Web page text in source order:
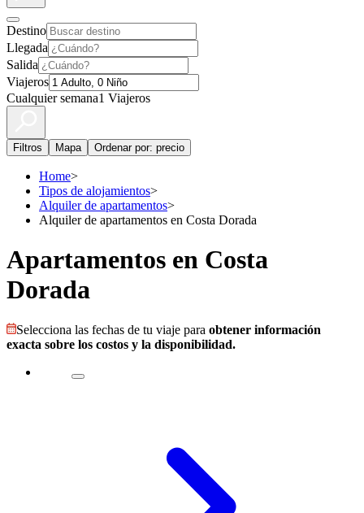
Destino
Llegada
Salida
Viajeros
Cualquier semana1 Viajeros
Filtros Mapa Ordenar por: precio
Home>
Tipos de alojamientos>
Alquiler de apartamentos>
Alquiler de apartamentos en Costa Dorada
Apartamentos en Costa
Dorada
Selecciona las fechas de tu viaje para obtener información
exacta sobre los costos y la disponibilidad.